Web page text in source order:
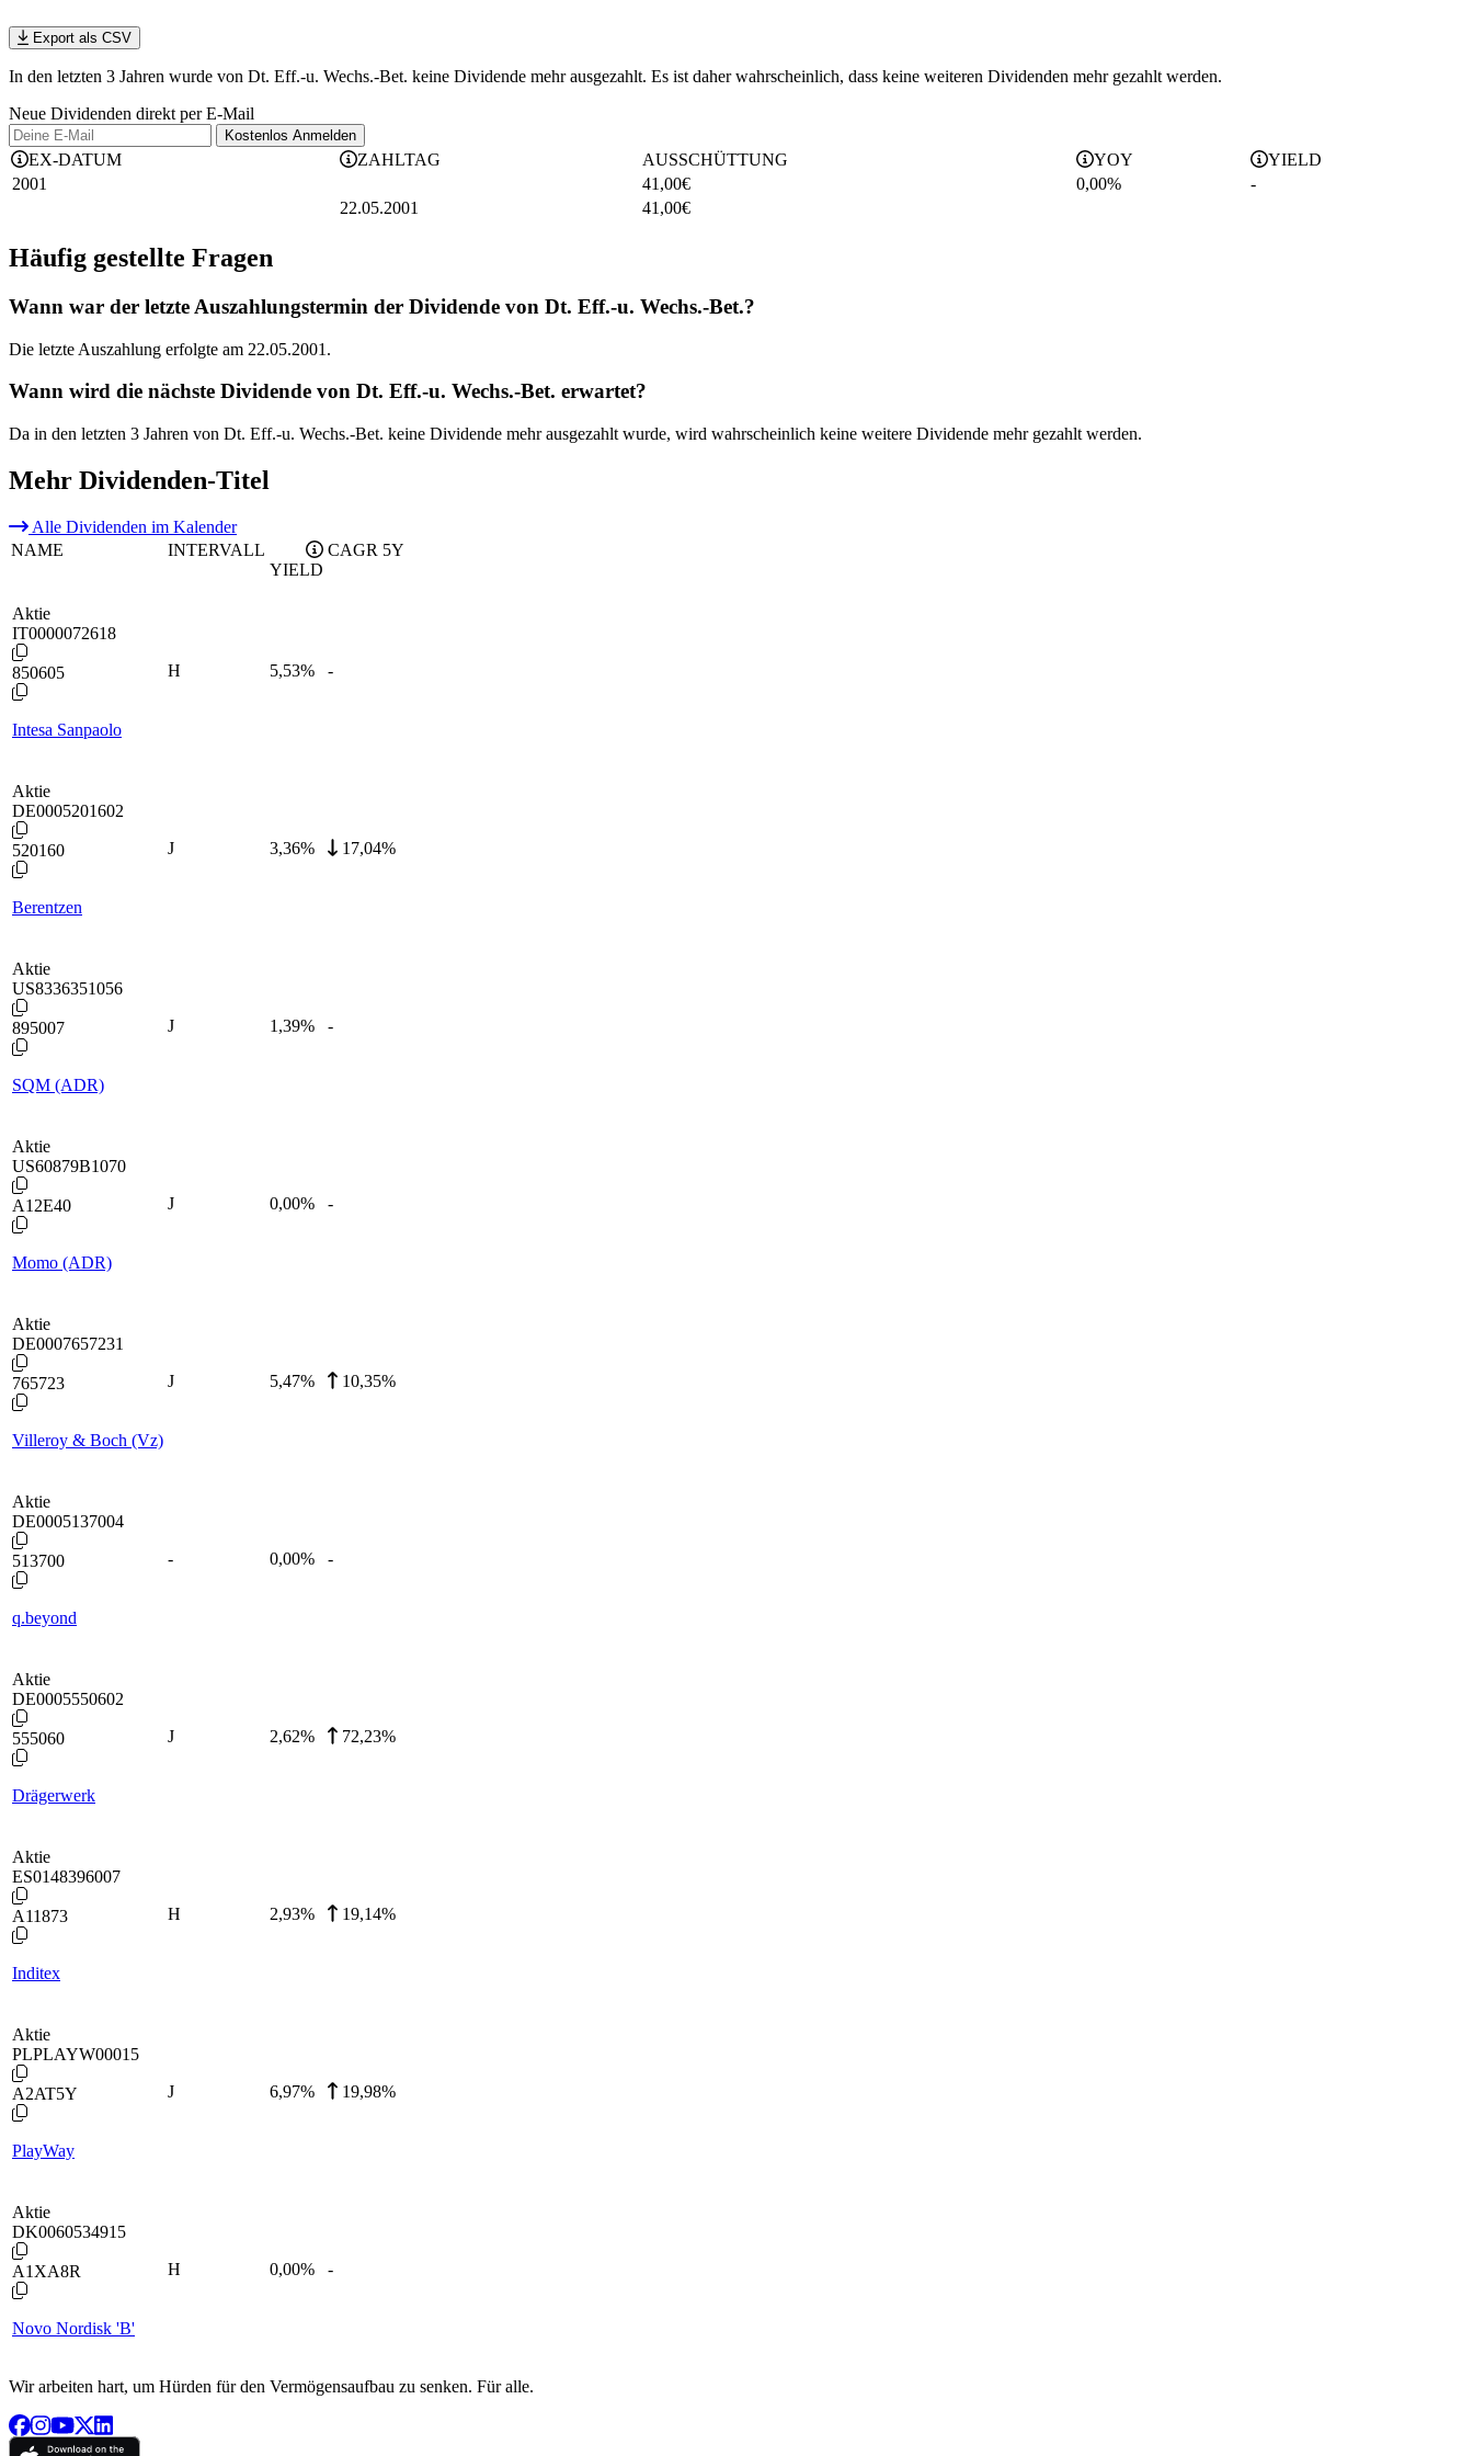
Export als CSV
In den letzten 3 Jahren wurde von Dt. Eff.-u. Wechs.-Bet. keine Dividende mehr ausgezahlt. Es ist daher wahrscheinlich, dass keine weiteren Dividenden mehr gezahlt werden.
Neue Dividenden direkt per E-Mail
Kostenlos Anmelden
EX-DATUM ZAHLTAG AUSSCHÜTTUNG YOY
YIELD
2001
41,00€ 0,00%
-
22.05.2001
41,00€
Häufig gestellte Fragen
Wann war der letzte Auszahlungstermin der Dividende von Dt. Eff.-u. Wechs.-Bet.?
Die letzte Auszahlung erfolgte am 22.05.2001.
Wann wird die nächste Dividende von Dt. Eff.-u. Wechs.-Bet. erwartet?
Da in den letzten 3 Jahren von Dt. Eff.-u. Wechs.-Bet. keine Dividende mehr ausgezahlt wurde, wird wahrscheinlich keine weitere Dividende mehr gezahlt werden.
Mehr Dividenden-Titel
Alle Dividenden im Kalender
NAME
INTERVALL
YIELD
CAGR 5Y
Aktie
IT0000072618
850605
Intesa Sanpaolo
H 5,53% -
Aktie
DE0005201602
520160
Berentzen
J 3,36% 17,04%
Aktie
US8336351056
895007
SQM (ADR)
J 1,39% -
Aktie
US60879B1070
A12E40
Momo (ADR)
J 0,00% -
Aktie
DE0007657231
765723
Villeroy & Boch (Vz)
J 5,47% 10,35%
Aktie
DE0005137004
513700
q.beyond
- 0,00% -
Aktie
DE0005550602
555060
Drägerwerk
J 2,62% 72,23%
Aktie
ES0148396007
A11873
Inditex
H 2,93% 19,14%
Aktie
PLPLAYW00015
A2AT5Y
PlayWay
J 6,97% 19,98%
Aktie
DK0060534915
A1XA8R
Novo Nordisk 'B'
H 0,00% -
Wir arbeiten hart, um Hürden für den Vermögensaufbau zu senken. Für alle.